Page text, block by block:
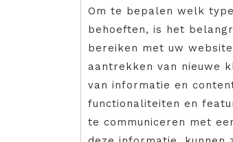
Om te bepalen welk
behoeften, is het
bereiken met uw
aantrekken van nieuwe
van informatie en
functionaliteiten en
te communiceren met